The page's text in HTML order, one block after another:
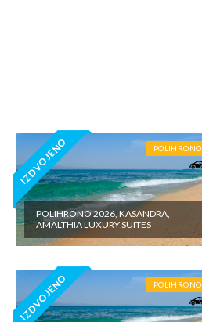
IZDVOJENO POLIHRONO
POLIHRONO 2026, KASANDRA,
AMALTHIA LUXURY SUITES
IZDVOJENO POLIHRONO